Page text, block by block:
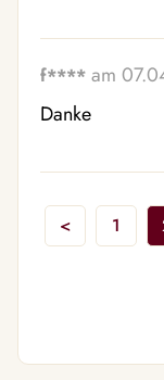
f**** am
Danke
< 1